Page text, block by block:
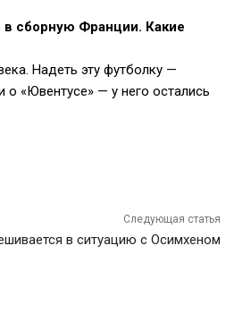
сборную Франции. Какие
Надеть эту футболку —
«Ювентусе» — у него остались
Следующая статья
в ситуацию с Осимхеном